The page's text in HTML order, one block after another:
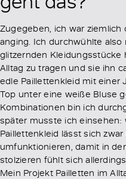
Zugegeben, ich war
anging. Ich durchwühlte
glitzernden Kleidungsstücke
Alltag zu tragen und sie ihn
edle Paillettenkleid mit einer
Top unter eine weiße Bluse
Kombinationen bin ich
später musste ich einsehen:
Paillettenkleid lässt sich
umfunktionieren, damit in
stolzieren fühlt sich
Mein Projekt Pailletten im